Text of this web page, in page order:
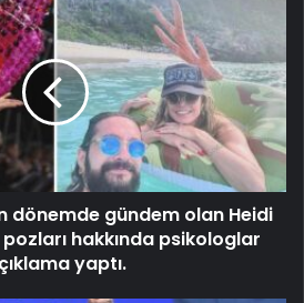
dönemde gündem olan Heidi
hakkında psikologlar
yaptı.